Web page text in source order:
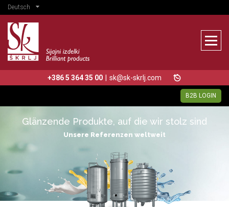
Deutsch
+386 5 364 35 00 | sk@sk-skrlj.com
B2B LOGIN
Glänzende Produkte, auf die wir stolz sind
Unsere Referenzen weltweit